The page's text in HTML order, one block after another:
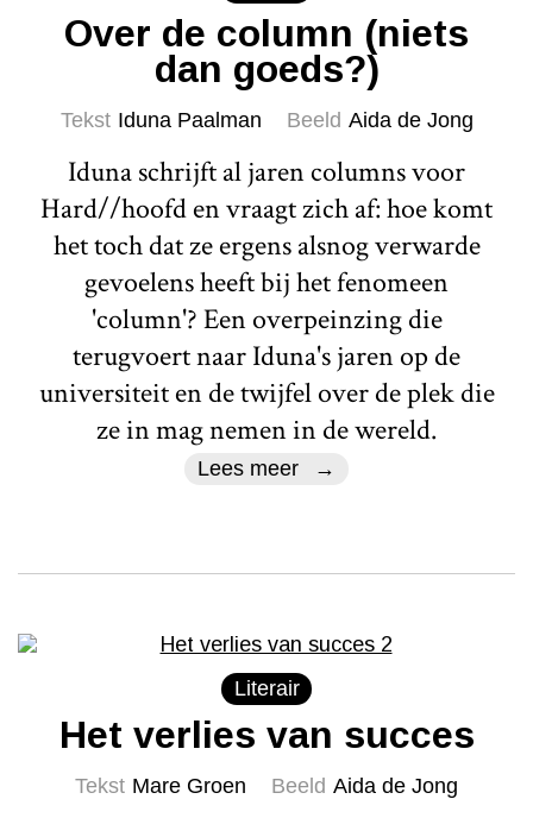
Over de column (niets
dan goeds?)
Tekst Iduna Paalman Beeld Aida de Jong
Iduna schrijft al jaren columns voor
Hard//hoofd en vraagt zich af: hoe komt
het toch dat ze ergens alsnog verwarde
gevoelens heeft bij het fenomeen
'column'? Een overpeinzing die
terugvoert naar Iduna's jaren op de
universiteit en de twijfel over de plek die
ze in mag nemen in de wereld.
Lees meer
Literair
Het verlies van succes
Tekst Mare Groen Beeld Aida de Jong